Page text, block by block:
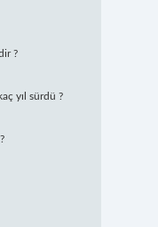
?
yıl sürdü ?